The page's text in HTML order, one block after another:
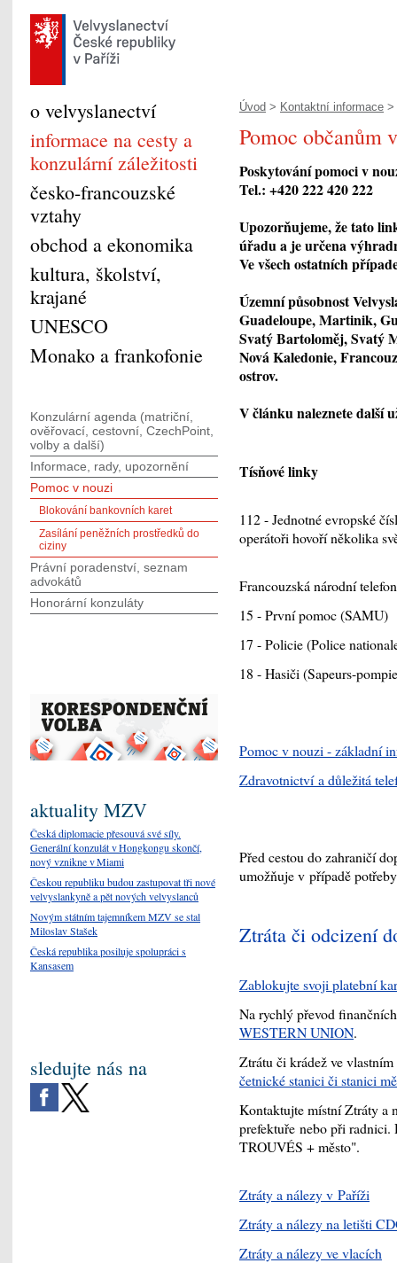
Úvod > Kontaktní informace >
Pomoc občanům
Poskytování pomoci v
Tel.: +420 222 420 222
Upozorňujeme, že tato
úřadu a je určena
Ve všech ostatních
Územní působnost
Guadeloupe, Martinik,
Svatý Bartoloměj, Svatý
Nová Kaledonie,
ostrov.
V článku naleznete další
Tísňové linky
112 - Jednotné evropské
operátoři hovoří několika
Francouzská národní
15 - První pomoc (SAMU)
17 - Policie (Police
18 - Hasiči (Sapeurs-
Pomoc v nouzi - základní
Zdravotnictví a důležitá
Před cestou do zahraničí
umožňuje v případě
Ztráta či odcizení
Zablokujte svoji platební
Na rychlý převod
WESTERN UNION.
Ztrátu či krádež ve
četnické stanici či stanici
Kontaktujte místní Ztráty
prefektuře nebo při radnici.
TROUVÉS + město".
Ztráty a nálezy v Paříži
Ztráty a nálezy na letišti
Ztráty a nálezy ve vlacích
o velvyslanectví
informace na cesty a
konzulární záležitosti
česko-francouzské
vztahy
obchod a ekonomika
kultura, školství,
krajané
UNESCO
Monako a frankofonie
Konzulární agenda (matriční,
ověřovací, cestovní, CzechPoint,
volby a další)
Informace, rady, upozornění
Pomoc v nouzi
Blokování bankovních karet
Zasílání peněžních prostředků do
ciziny
Právní poradenství, seznam
advokátů
Honorární konzuláty
aktuality MZV
Česká diplomacie přesouvá své síly.
Generální konzulát v Hongkongu skončí,
nový vznikne v Miami
Českou republiku budou zastupovat tři nové
velvyslankyně a pět nových velvyslanců
Novým státním tajemníkem MZV se stal
Miloslav Stašek
Česká republika posiluje spolupráci s
Kansasem
sledujte nás na